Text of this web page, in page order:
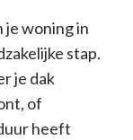
je woning in
stap.
je dak
of
heeft